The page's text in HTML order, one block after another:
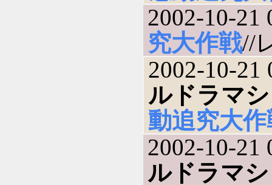
2002-10-21
究大作戦//
2002-10-21
ルドラマ
動追究大作
2002-10-21
ルドラマ